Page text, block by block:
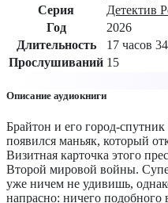
Серия
Детектив
Год
2026
Длительность
17 часов
Прослушиваний 15
Описание аудиокниги
Брайтон и его город-
появился маньяк, который
Визитная карточка этого
Второй мировой войны.
уже ничем не удивишь,
напрасно: ничего